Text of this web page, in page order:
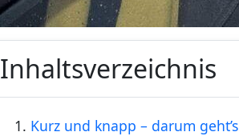
Inhaltsverzeichnis
1. Kurz und knapp – darum geht’s